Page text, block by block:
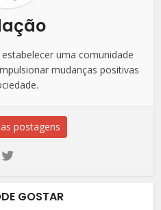
uma comunidade
mudanças positivas
postagens
GOSTAR